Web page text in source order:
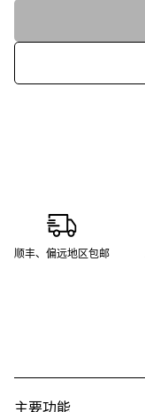
顺丰、偏远地区包邮
主要功能